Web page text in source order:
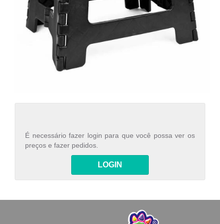
É necessário fazer login para que você possa ver os
preços e fazer pedidos.
LOGIN